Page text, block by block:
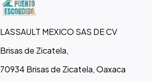
LASSAULT MEXICO SAS DE CV
Brisas de Zicatela,
70934 Brisas de Zicatela, Oaxaca